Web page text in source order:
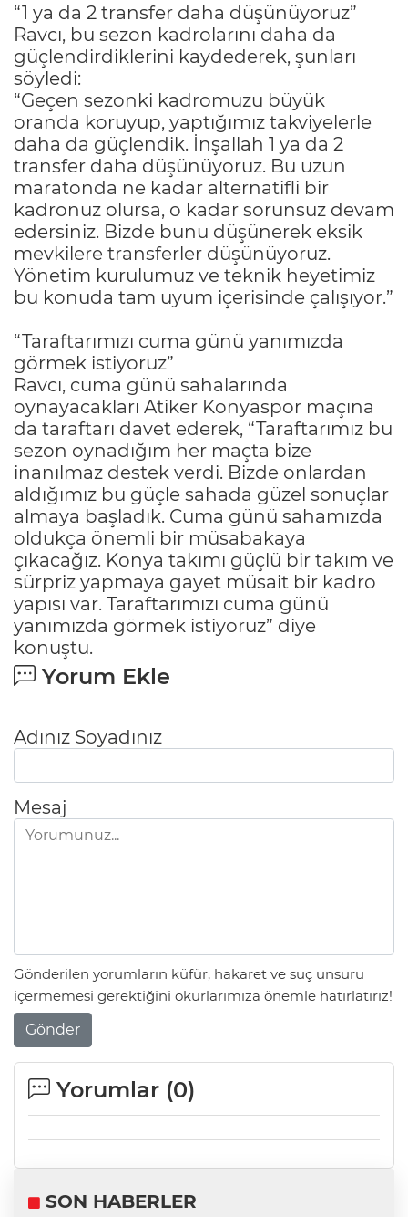
“1 ya da 2 transfer daha düşünüyoruz”
Ravcı, bu sezon kadrolarını daha da
güçlendirdiklerini kaydederek, şunları
söyledi:
“Geçen sezonki kadromuzu büyük
oranda koruyup, yaptığımız takviyelerle
daha da güçlendik. İnşallah 1 ya da 2
transfer daha düşünüyoruz. Bu uzun
maratonda ne kadar alternatifli bir
kadronuz olursa, o kadar sorunsuz devam
edersiniz. Bizde bunu düşünerek eksik
mevkilere transferler düşünüyoruz.
Yönetim kurulumuz ve teknik heyetimiz
bu konuda tam uyum içerisinde çalışıyor.”
“Taraftarımızı cuma günü yanımızda
görmek istiyoruz”
Ravcı, cuma günü sahalarında
oynayacakları Atiker Konyaspor maçına
da taraftarı davet ederek, “Taraftarımız bu
sezon oynadığım her maçta bize
inanılmaz destek verdi. Bizde onlardan
aldığımız bu güçle sahada güzel sonuçlar
almaya başladık. Cuma günü sahamızda
oldukça önemli bir müsabakaya
çıkacağız. Konya takımı güçlü bir takım ve
sürpriz yapmaya gayet müsait bir kadro
yapısı var. Taraftarımızı cuma günü
yanımızda görmek istiyoruz” diye
konuştu.
Yorum Ekle
Adınız Soyadınız
Mesaj
Gönderilen yorumların küfür, hakaret ve suç unsuru
içermemesi gerektiğini okurlarımıza önemle hatırlatırız!
Gönder
Yorumlar (0)
SON HABERLER